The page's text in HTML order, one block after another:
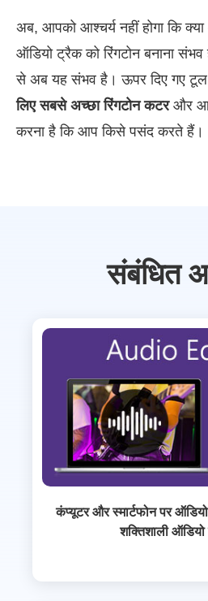
अब, आपको आश्चर्य नहीं होगा कि
ऑडियो ट्रैक को रिंगटोन बनाना
से अब यह संभव है। ऊपर दिए गए टूल
लिए सबसे अच्छा रिंगटोन कटरऔर
करना है कि आप किसे पसंद करते हैं।
संबंधित
कंप्यूटर और स्मार्टफोन पर
शक्तिशाली